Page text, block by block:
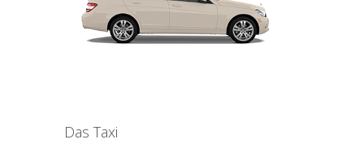
Das Taxi